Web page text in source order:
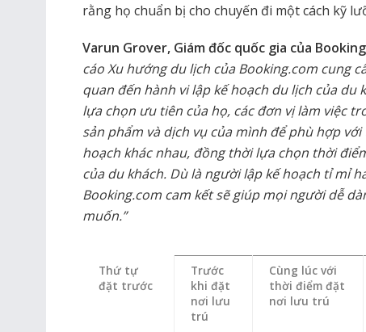
rằng họ chuẩn bị cho chuyến đi một cách kỹ
Varun Grover, Giám đốc quốc gia của
cáo Xu hướng du lịch của Booking.com cung
quan đến hành vi lập kế hoạch du lịch của du
lựa chọn ưu tiên của họ, các đơn vị làm việc
sản phẩm và dịch vụ của mình để phù hợp
hoạch khác nhau, đồng thời lựa chọn thời
của du khách. Dù là người lập kế hoạch tỉ mỉ
Booking.com cam kết sẽ giúp mọi người dễ
muốn.”
Thứ tự
đặt trước
Trước
khi đặt
nơi lưu
trú
Cùng lúc với
thời điểm đặt
nơi lưu trú